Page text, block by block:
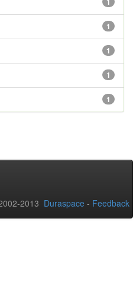
1
1
1
1
2013 Duraspace - Feedback